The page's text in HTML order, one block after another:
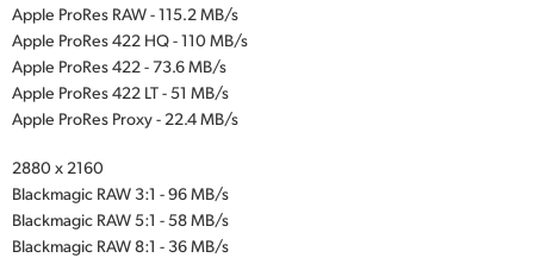
Apple ProRes RAW - 115.2 MB/s
Apple ProRes 422 HQ - 110 MB/s
Apple ProRes 422 - 73.6 MB/s
Apple ProRes 422 LT - 51 MB/s
Apple ProRes Proxy - 22.4 MB/s
2880 x 2160
Blackmagic RAW 3:1 - 96 MB/s
Blackmagic RAW 5:1 - 58 MB/s
Blackmagic RAW 8:1 - 36 MB/s